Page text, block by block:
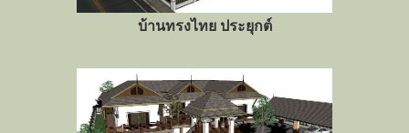
บ้านทรงไทย ประยุกต์